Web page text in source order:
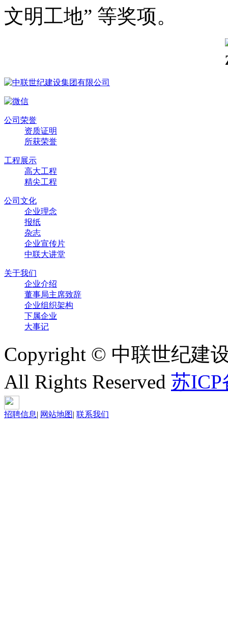
文明工地” 等奖项。
公司荣誉
资质证明
所获荣誉
工程展示
高大工程
精尖工程
公司文化
企业理念
报纸
杂志
企业宣传片
中联大讲堂
关于我们
企业介绍
董事局主席致辞
企业组织架构
下属企业
大事记
Copyright © 中联世纪建
All Rights Reserved 苏ICP
招聘信息| 网站地图| 联系我们